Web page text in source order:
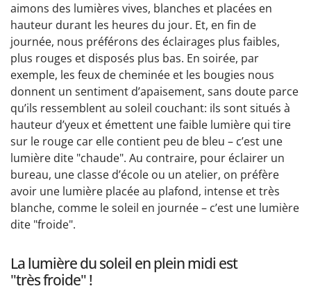
aimons des lumières vives, blanches et placées en
hauteur durant les heures du jour. Et, en fin de
journée, nous préférons des éclairages plus faibles,
plus rouges et disposés plus bas. En soirée, par
exemple, les feux de cheminée et les bougies nous
donnent un sentiment d’apaisement, sans doute parce
qu’ils ressemblent au soleil couchant: ils sont situés à
hauteur d’yeux et émettent une faible lumière qui tire
sur le rouge car elle contient peu de bleu – c’est une
lumière dite "chaude". Au contraire, pour éclairer un
bureau, une classe d’école ou un atelier, on préfère
avoir une lumière placée au plafond, intense et très
blanche, comme le soleil en journée – c’est une lumière
dite "froide".
La lumière du soleil en plein midi est
"très froide" !